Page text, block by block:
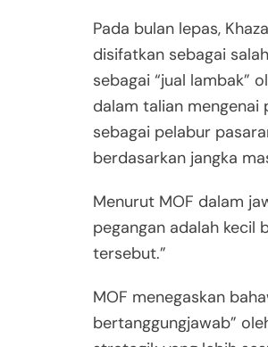
Pada bulan lepas,
disifatkan sebagai
sebagai “jual lambak”
dalam talian mengenai
sebagai pelabur
berdasarkan jangka
Menurut MOF dalam
pegangan adalah kecil
tersebut.”
MOF menegaskan
bertanggungjawab”